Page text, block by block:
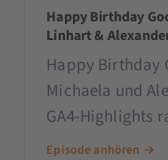
Happy Birthday
Linhart &
Happy Birthday
Michaela und
GA4-Highlights
dir, was sie an
Episode anhören →